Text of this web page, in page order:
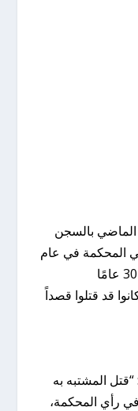
الماضي بالسجن
المحكمة في عام
2021، لكن أونور حُكم عليه بالسجن 30 عامًا
قد قتلوا قصداً
المشتبه به
في رأي المحكمة،